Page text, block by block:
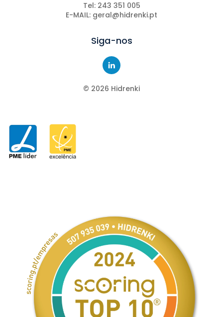
Tel: 243 351 005
E-MAIL: geral@hidrenki.pt
Siga-nos
© 2026 Hidrenki